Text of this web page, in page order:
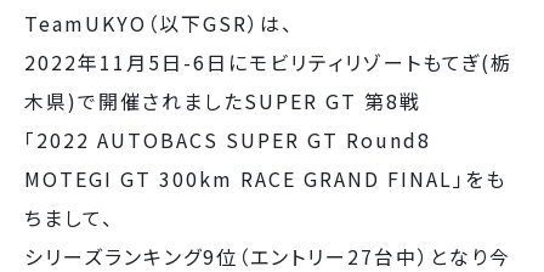
TeamUKYO（以下GSR）は、
2022年11月5日-6日にモビリティリゾートもてぎ(栃
木県)で開催されましたSUPER GT 第8戦
「2022 AUTOBACS SUPER GT Round8
MOTEGI GT 300km RACE GRAND FINAL」をも
ちまして、
シリーズランキング9位（エントリー27台中）となり今